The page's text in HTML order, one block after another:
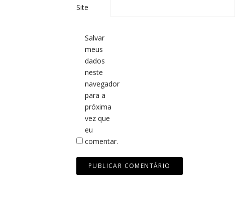
Site
Salvar
meus
dados
neste
navegador
para a
próxima
vez que
eu
comentar.